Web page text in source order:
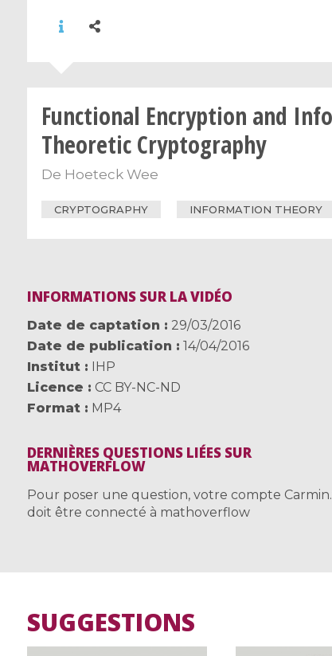
Functional Encryption and
Theoretic Cryptography
De Hoeteck Wee
CRYPTOGRAPHY INFORMATION THEORY
INFORMATIONS SUR LA VIDÉO
Date de captation
29/03/2016
Date de publication
14/04/2016
Institut
IHP
Licence
CC BY-NC-ND
Format
MP4
DERNIÈRES QUESTIONS LIÉES SUR
MATHOVERFLOW
Pour poser une question, votre compte
doit être connecté à mathoverflow
SUGGESTIONS